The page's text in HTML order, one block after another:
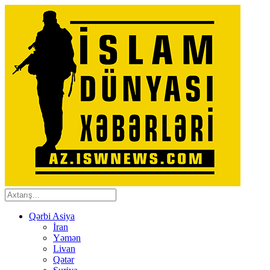
Qərbi Asiya
İran
Yəmən
Livan
Qətər